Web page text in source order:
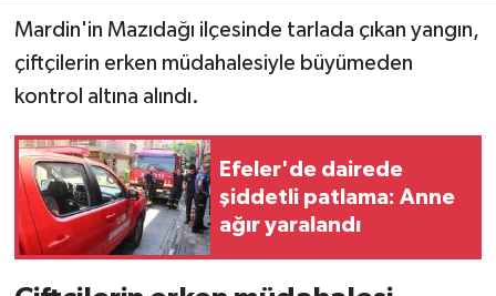
Mardin'in Mazıdağı ilçesinde tarlada çıkan yangın,
çiftçilerin erken müdahalesiyle büyümeden
kontrol altına alındı.
Efeler'de dairede
şiddetli patlama: Anne
ağır yaralandı